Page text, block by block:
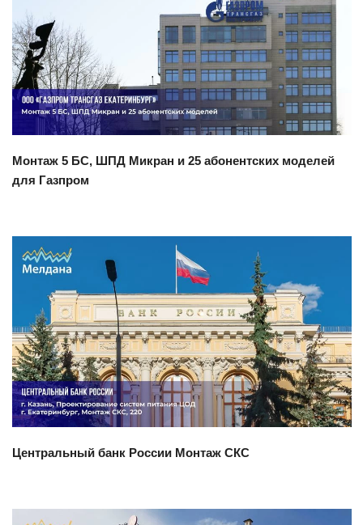
Смотреть проект
Монтаж 5 БС, ШПД Микран и 25 абонентских моделей
для Газпром
Смотреть проект
Центральный банк России Монтаж СКС